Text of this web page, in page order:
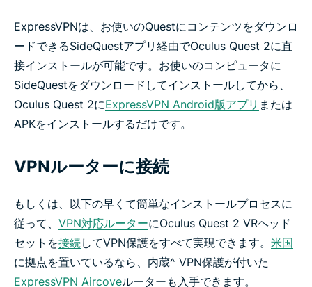
ExpressVPNは、お使いのQuestにコンテンツをダウンロ
ードできるSideQuestアプリ経由でOculus Quest 2に直
接インストールが可能です。お使いのコンピュータに
SideQuestをダウンロードしてインストールしてから、
Oculus Quest 2にExpressVPN Android版アプリ または
APKをインストールするだけです。
VPNルーターに接続
もしくは、以下の早くて簡単なインストールプロセスに
従って、 VPN対応ルーターにOculus Quest 2 VRヘッド
セットを接続してVPN保護をすべて実現できます。 米国
に拠点を置いているなら、内蔵^ VPN保護が付いた
ExpressVPN Aircoveルーターも入手できます。